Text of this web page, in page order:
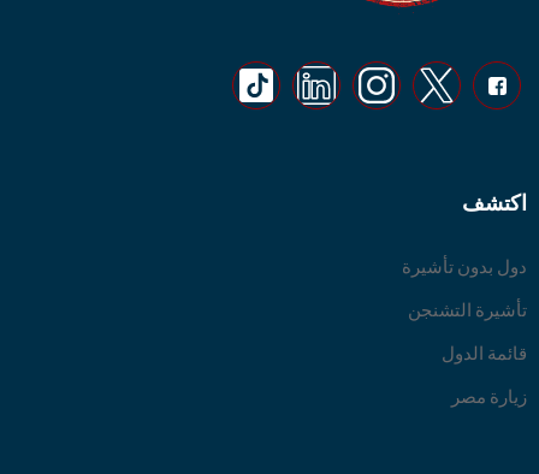
اكتشف
دول بدون تأشيرة
تأشيرة التشنجن
قائمة الدول
زيارة مصر